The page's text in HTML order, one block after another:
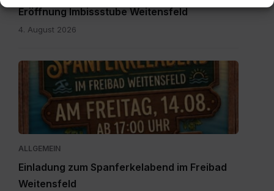
Eröffnung Imbissstube Weitensfeld
4. August 2026
Einladung
Spanferkelabend.jpg
ALLGEMEIN
Einladung zum Spanferkelabend im Freibad
Weitensfeld